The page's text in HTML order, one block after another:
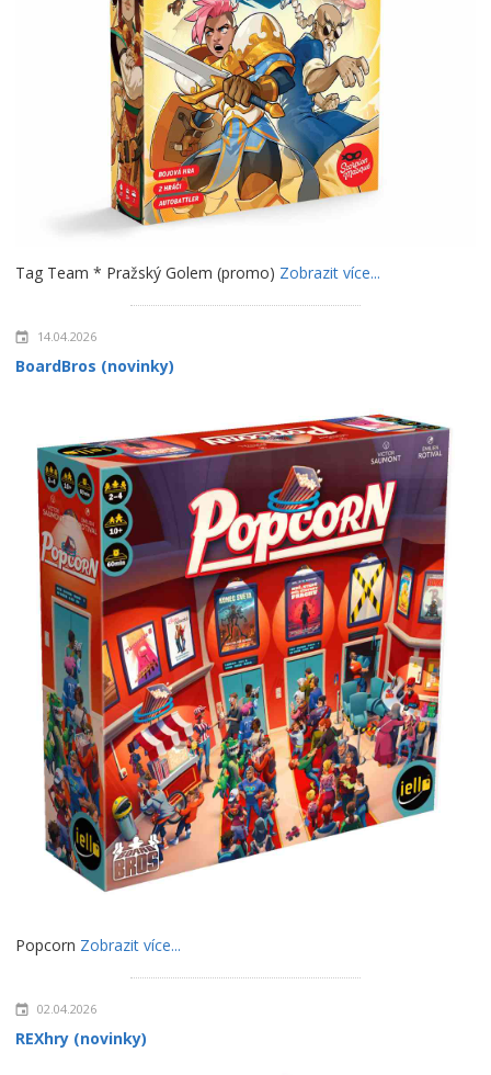
Tag Team * Pražský Golem (promo) Zobrazit více...
14.04.2026
BoardBros (novinky)
Popcorn Zobrazit více...
02.04.2026
REXhry (novinky)